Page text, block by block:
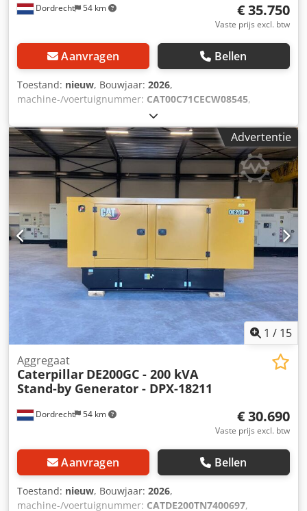
Dordrecht 54 km € 35.750
Vaste prijs excl. btw
Aanvragen Bellen
Toestand: nieuw, Bouwjaar: 2026,
machine-/voertuignummer: CAT00C71CECW08545,
, motorfabrikant:
Toepassing: Bouwsector Leeggewicht: 2.203 kg
Generatorvermogen: 200 kVA Laadruim afmetingen: 352 x
133 x 181 cm CE-markering: ja Watertankinhoud: 418 l
Land van productie: VK Neem contact op met Team DPX
voor meer informatie. = Verdere opties en toebehoren = -
Accu Dcodpfxewvdxpo Ac Hsk - Bedieningspaneel - Stalen
dak - Tankwagen
Advertentie
1 / 15
Dordrecht 54 km
Aggregaat
Caterpillar DE200GC - 200 kVA
Stand-by Generator - DPX-18211
€ 30.690
Vaste prijs excl. btw
Aanvragen Bellen
Toestand: nieuw, Bouwjaar: 2026,
machine-/voertuignummer: CATDE200TN7400697,